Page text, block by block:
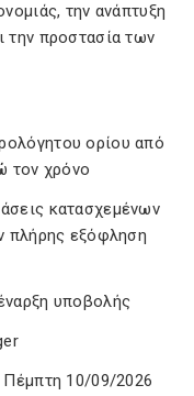
την ανάπτυξη
την προστασία των
ορίου από
τον χρόνο
κατασχεμένων
πλήρης εξόφληση
υποβολής
Πέμπτη 10/09/2026